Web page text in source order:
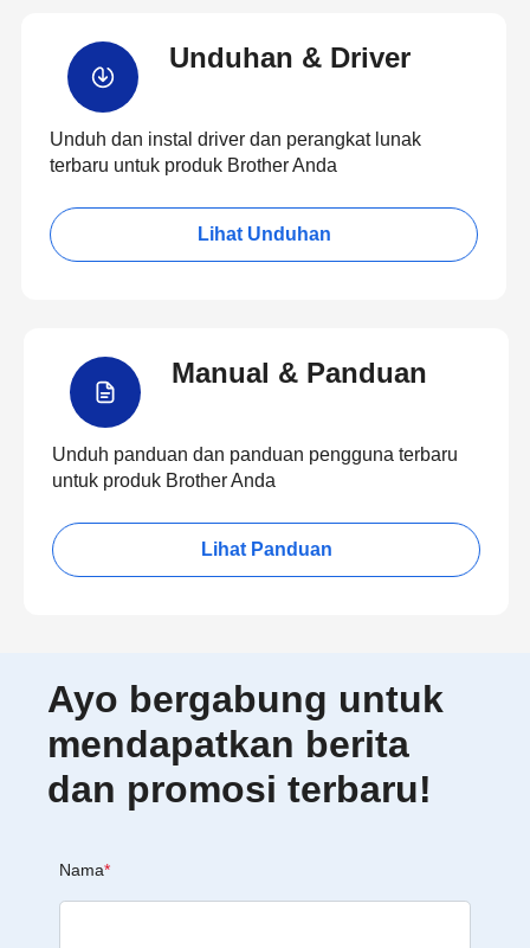
Unduhan & Driver
Unduh dan instal driver dan perangkat lunak
terbaru untuk produk Brother Anda
Lihat Unduhan
Manual & Panduan
Unduh panduan dan panduan pengguna terbaru
untuk produk Brother Anda
Lihat Panduan
Ayo bergabung untuk
mendapatkan berita
dan promosi terbaru!
Nama*